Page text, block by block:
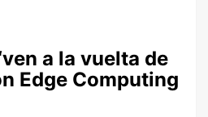
a la vuelta de
Edge Computing